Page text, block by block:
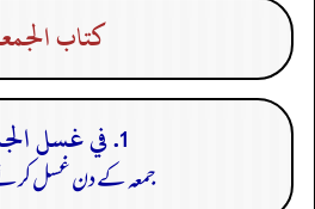
كتاب
1. في غسل الجمعة
جمعہ کے دن غسل